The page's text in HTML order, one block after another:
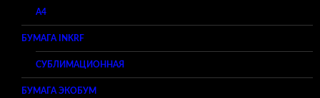
A4
БУМАГА INKRF
СУБЛИМАЦИОННАЯ
БУМАГА ЭКОБУМ